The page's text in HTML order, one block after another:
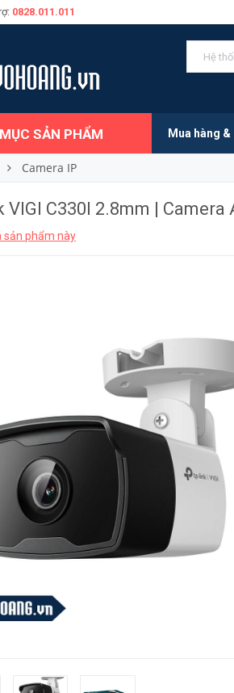
0828.011.011
SẢN PHẨM Mua hàng
Camera IP
VIGI C330I 2.8mm |
sản phẩm này